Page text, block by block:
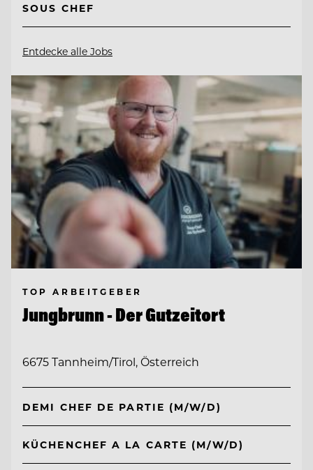
SOUS CHEF
Entdecke alle Jobs
TOP ARBEITGEBER
Jungbrunn - Der Gutzeitort
6675 Tannheim/Tirol, Österreich
DEMI CHEF DE PARTIE (M/W/D)
KÜCHENCHEF A LA CARTE (M/W/D)